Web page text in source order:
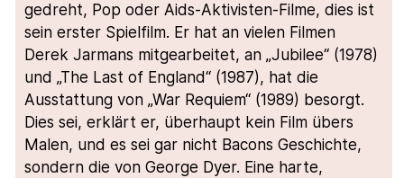
gedreht, Pop oder Aids-Aktivisten-Filme, dies ist
sein erster Spielfilm. Er hat an vielen Filmen
Derek Jarmans mitgearbeitet, an „Jubilee“ (1978)
und „The Last of England“ (1987), hat die
Ausstattung von „War Requiem“ (1989) besorgt.
Dies sei, erklärt er, überhaupt kein Film übers
Malen, und es sei gar nicht Bacons Geschichte,
sondern die von George Dyer. Eine harte,